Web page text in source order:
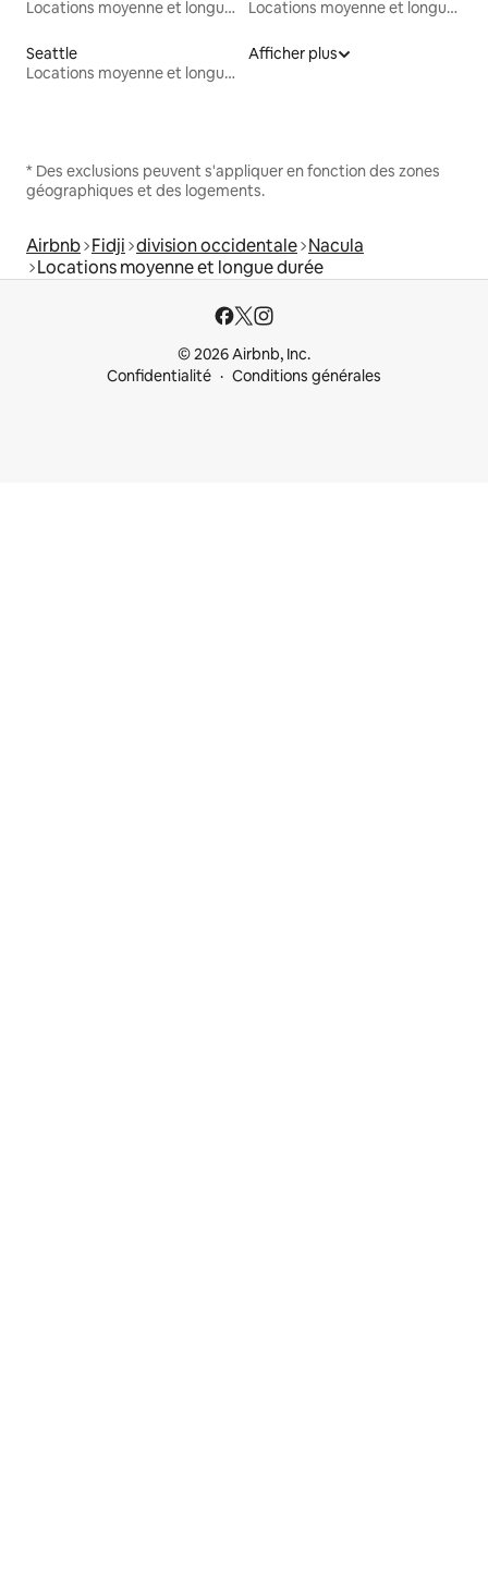
Locations moyenne et longue durée Locations moyenne et longue durée
Seattle
Locations moyenne et longue durée
Afficher plus
* Des exclusions peuvent s'appliquer en fonction des zones
géographiques et des logements.
Airbnb Fidji division occidentale Nacula
Locations moyenne et longue durée
© 2026 Airbnb, Inc.
Confidentialité
Conditions générales